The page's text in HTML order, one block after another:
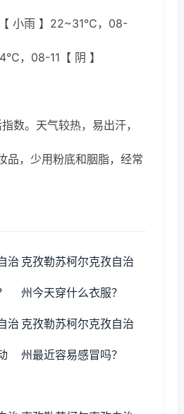
小雨 】22~31℃，08-
，08-11【 阴 】
数。天气较热，易出汗，
品，少用粉底和胭脂，经常
治 克孜勒苏柯尔克孜自治
州今天穿什么衣服？
治 克孜勒苏柯尔克孜自治
州最近容易感冒吗？